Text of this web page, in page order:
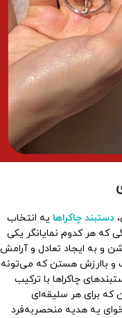
دستبند چاکراها یه انتخاب
که هر کدوم نمایانگر یکی
و به ایجاد تعادل و آرامش
و باارزش هستن که می‌تونه
چاکراها با ترکیب
برای هر سلیقه‌ای
یه هدیه منحصربه‌فرد